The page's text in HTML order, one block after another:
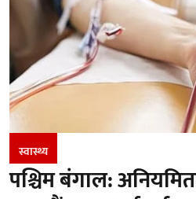
स्वास्थ्य
पश्चिम बंगाल: